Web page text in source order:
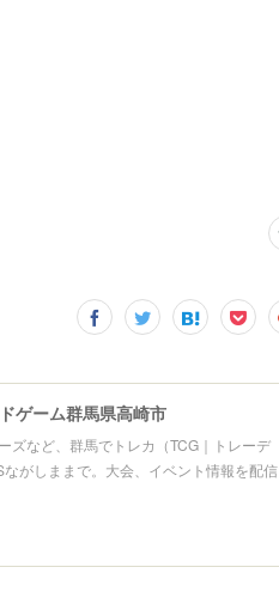
ゲーム群馬県高崎市
ズなど、群馬でトレカ（TCG｜トレーデ
がしままで。大会、イベント情報を配信